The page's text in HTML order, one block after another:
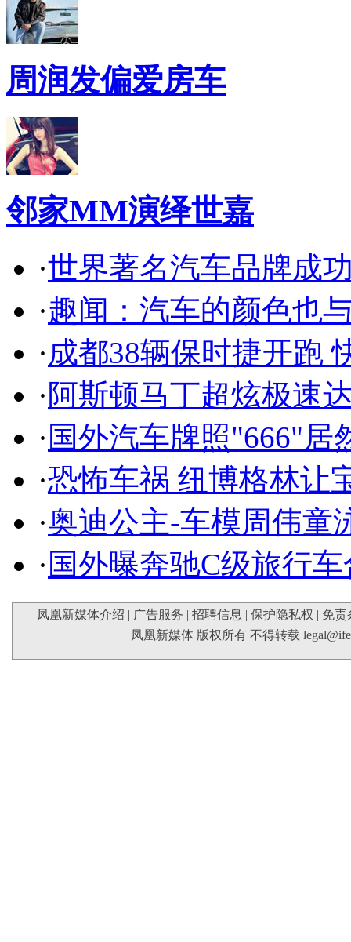
周润发偏爱房车
邻家MM演绎世嘉
·世界著名汽车品牌成
·趣闻：汽车的颜色也
·成都38辆保时捷开跑
·阿斯顿马丁超炫极速
· 国外汽车牌照"666"居
·恐怖车祸 纽博格林让
·奥迪公主-车模周伟童
· 国外曝奔驰C级旅行
凤凰新媒体介绍 | 广告服务 | 招聘信息 | 保护隐私权 | 免责
凤凰新媒体 版权所有 不得转载